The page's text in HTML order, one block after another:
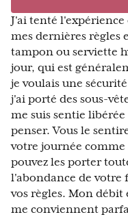
J'ai tenté l'expérience
mes dernières règles
tampon ou serviette
jour, qui est
je voulais une
j'ai porté des sous-
me suis sentie libérée
penser. Vous le
votre journée comme
pouvez les porter
l'abondance de votre
vos règles. Mon débit
me conviennent